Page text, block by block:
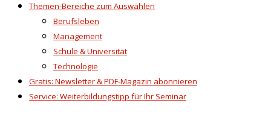
Themen-Bereiche zum Auswählen
Berufsleben
Management
Schule & Universität
Technologie
Gratis: Newsletter & PDF-Magazin abonnieren
Service: Weiterbildungstipp für Ihr Seminar